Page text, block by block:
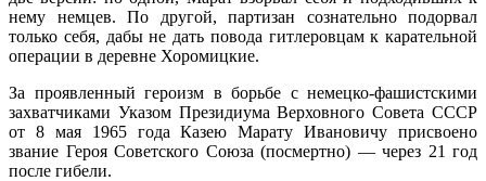
нему немцев. По другой, партизан сознательно подорвал
только себя, дабы не дать повода гитлеровцам к карательной
операции в деревне Хоромицкие.
За проявленный героизм в борьбе с немецко-фашистскими
захватчиками Указом Президиума Верховного Совета СССР
от 8 мая 1965 года Казею Марату Ивановичу присвоено
звание Героя Советского Союза (посмертно) — через 21 год
после гибели.